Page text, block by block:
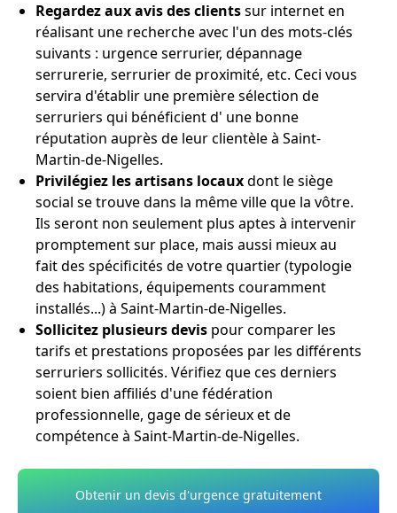
Regardez aux avis des clientssur internet en
réalisant une recherche avec l'un des mots-clés
suivants : urgence serrurier, dépannage
serrurerie, serrurier de proximité, etc. Ceci vous
servira d'établir une première sélection de
serruriers qui bénéficient d' une bonne
réputation auprès de leur clientèle à Saint-
Martin-de-Nigelles.
Privilégiez les artisans locauxdont le siège
social se trouve dans la même ville que la vôtre.
Ils seront non seulement plus aptes à intervenir
promptement sur place, mais aussi mieux au
fait des spécificités de votre quartier (typologie
des habitations, équipements couramment
installés...) à Saint-Martin-de-Nigelles.
Sollicitez plusieurs devis pour comparer les
tarifs et prestations proposées par les différents
serruriers sollicités. Vérifiez que ces derniers
soient bien affiliés d'une fédération
professionnelle, gage de sérieux et de
compétence à Saint-Martin-de-Nigelles.
Obtenir un devis d'urgence gratuitement